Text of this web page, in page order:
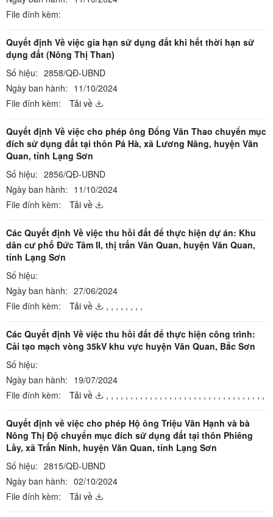
File đính kèm:
Quyết định Về việc gia hạn sử dụng đất khi hết thời hạn sử
dụng đất (Nông Thị Than)
Số hiệu: 2858/QĐ-UBND
Ngày ban hành: 11/10/2024
File đính kèm:
Tải về
Quyết định Về việc cho phép ông Đổng Văn Thao chuyển mục
đích sử dụng đất tại thôn Pá Hà, xã Lương Năng, huyện Văn
Quan, tỉnh Lạng Sơn
Số hiệu: 2856/QĐ-UBND
Ngày ban hành: 11/10/2024
File đính kèm:
Tải về
Các Quyết định Về việc thu hồi đất để thực hiện dự án: Khu
dân cư phố Đức Tâm II, thị trấn Văn Quan, huyện Văn Quan,
tỉnh Lạng Sơn
Số hiệu:
Ngày ban hành: 27/06/2024
File đính kèm:
Tải về , , , , , , , ,
Các Quyết định Về việc thu hồi đất để thực hiện công trình:
Cải tạo mạch vòng 35kV khu vực huyện Văn Quan, Bắc Sơn
Số hiệu:
Ngày ban hành: 19/07/2024
File đính kèm:
Tải về , , , , , , , , , , , , , , , , , , , , , , , , , , , , , , , , ,
Quyết định về việc cho phép Hộ ông Triệu Văn Hạnh và bà
Nông Thị Độ chuyển mục đích sử dụng đất tại thôn Phiêng
Lầy, xã Trấn Ninh, huyện Văn Quan, tỉnh Lạng Sơn
Số hiệu: 2815/QĐ-UBND
Ngày ban hành: 02/10/2024
File đính kèm:
Tải về